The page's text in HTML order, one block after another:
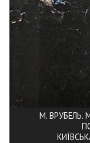
М. ВРУБЕЛЬ.